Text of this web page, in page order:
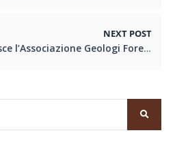
NEXT POST
Il Geologo forense, nasce l’Associazione Geologi Forensi Nazionale